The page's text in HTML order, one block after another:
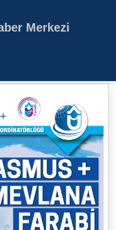
Merkezi